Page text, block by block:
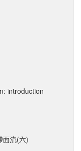
introduction
面流(六)